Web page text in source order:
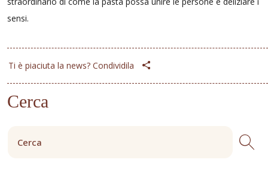
sensi.
Ti è piaciuta la news? Condividila
Cerca